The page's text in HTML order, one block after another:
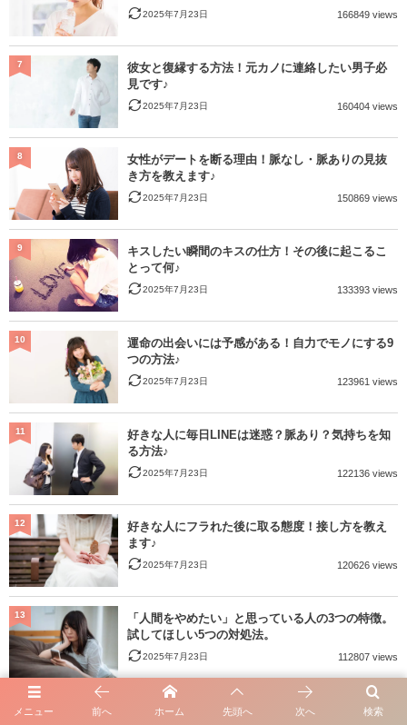
2025年7月23日 166849 views
彼女と復縁する方法！元カノに連絡したい男子必
見です♪
2025年7月23日 160404 views
7
女性がデートを断る理由！脈なし・脈ありの見抜
き方を教えます♪
2025年7月23日 150869 views
8
キスしたい瞬間のキスの仕方！その後に起こるこ
とって何♪
2025年7月23日 133393 views
9
運命の出会いには予感がある！自力でモノにする9
つの方法♪
2025年7月23日 123961 views
10
好きな人に毎日LINEは迷惑？脈あり？気持ちを知
る方法♪
2025年7月23日 122136 views
11
好きな人にフラれた後に取る態度！接し方を教え
ます♪
2025年7月23日 120626 views
12
「人間をやめたい」と思っている人の3つの特徴。
試してほしい5つの対処法。
2025年7月23日 112807 views
13
一人になりたい時の心理チェック！すぐに出来る
14
メニュー 検索
前へ ホーム 先頭へ 次へ